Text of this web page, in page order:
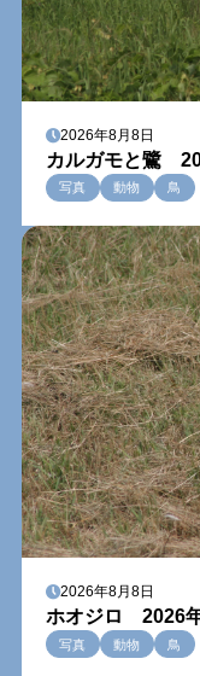
2026年8月8日
カルガモと鷺
写真 動物 鳥
2026年8月8日
ホオジロ 2026
写真 動物 鳥